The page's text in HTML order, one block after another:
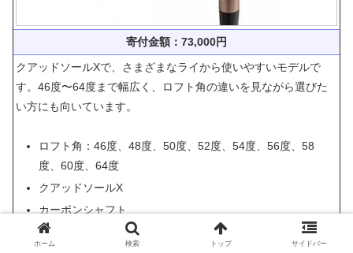
寄付金額：73,000円
クアッドソールXで、さまざまなライから使いやすいモデルで
す。46度〜64度まで幅広く、ロフト角の違いを見ながら選びた
い方にも向いています。
ロフト角：46度、48度、50度、52度、54度、56度、58
度、60度、64度
クアッドソールX
カーボンシャフト
掲載状況やロフト角を確認したい方はこちら。
ホーム 検索 トップ サイドバー